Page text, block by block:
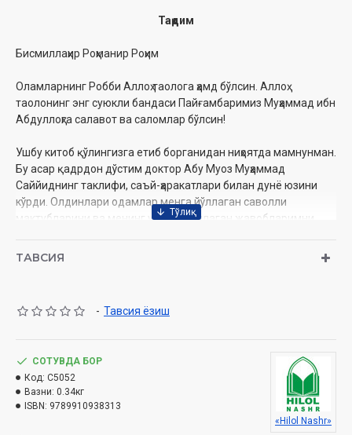
Тақдим
Бисмиллаҳир Роҳманир Роҳим
Оламларнинг Робби Аллоҳ таолога ҳамд бўлсин. Аллоҳ
таолонинг энг суюкли бандаси Пайғамбаримиз Муҳаммад ибн
Абдуллоҳга салавот ва саломлар бўлсин!
Ушбу китоб қўлингизга етиб борганидан ниҳоятда мамнунман.
Бу асар қадрдон дўстим доктор Абу Муоз Муҳаммад
Саййиднинг таклифи, саъй-ҳаракатлари билан дунё юзини
кўрди. Олдинлари одамлар менга йўллаган саволли
мактубларини ва менинг уларга йўллаган жавобларимни
тартиблаб чиқиб: «Сиз кутган ечим» деб номлади. Аллоҳ
фаразий саволларга жавоблар тўплами, дейиш мумкин. Бу
учун муваффақият, фаровонлик тилайман.
Муаллиф
ТАВСИЯ
- Тавсия ёзиш
СОТУВДА БОР
Код: C5052
Вазни: 0.34кг
ISBN: 9789910938313
«Hilol Nashr»